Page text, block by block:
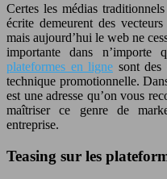
Certes les médias
écrite demeurent des
mais aujourd’hui le web ne
importante dans n’importe
plateformes en ligne sont des
technique promotionnelle.
est une adresse qu’on vous
maîtriser ce genre de
entreprise.
Teasing sur les